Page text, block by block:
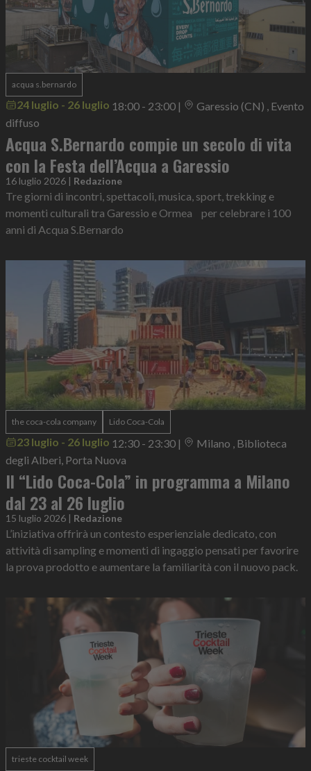
acqua s.bernardo
24 luglio - 26 luglio 18:00 - 23:00 |
Garessio (CN) , Evento
diffuso
Acqua S.Bernardo compie un secolo di vita
con la Festa dell’Acqua a Garessio
16 luglio 2026 | Redazione
Tre giorni di incontri, spettacoli, musica, sport, trekking e
momenti culturali tra Garessio e Ormea per celebrare i 100
anni di Acqua S.Bernardo
the coca-cola company Lido Coca-Cola
23 luglio - 26 luglio 12:30 - 23:30 |
Milano , Biblioteca
degli Alberi, Porta Nuova
Il “Lido Coca-Cola” in programma a Milano
dal 23 al 26 luglio
15 luglio 2026 | Redazione
L’iniziativa offrirà un contesto esperienziale dedicato, con
attività di sampling e momenti di ingaggio pensati per favorire
la prova prodotto e aumentare la familiarità con il nuovo pack.
trieste cocktail week